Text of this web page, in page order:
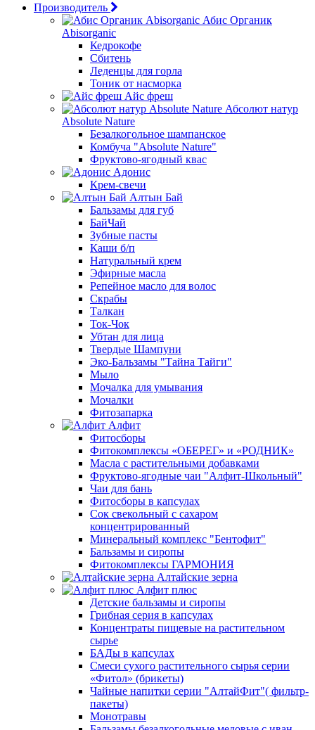
Производитель
Абис Органик
Abisorganic
Кедрокофе
Сбитень
Леденцы для горла
Тоник от насморка
Айс фреш
Абсолют натур
Absolute Nature
Безалкогольное шампанское
Комбуча "Absolute Nature"
Фруктово-ягодный квас
Адонис
Крем-свечи
Алтын Бай
Бальзамы для губ
БайЧай
Зубные пасты
Каши б/п
Натуральный крем
Эфирные масла
Репейное масло для волос
Скрабы
Талкан
Ток-Чок
Убтан для лица
Твердые Шампуни
Эко-Бальзамы "Тайна Тайги"
Мыло
Мочалка для умывания
Мочалки
Фитозапарка
Алфит
Фитосборы
Фитокомплексы «ОБЕРЕГ» и «РОДНИК»
Масла с растительными добавками
Фруктово-ягодные чаи "Алфит-Школьный"
Чаи для бань
Фитосборы в капсулах
Сок свекольный с сахаром
концентрированный
Минеральный комплекс "Бентофит"
Бальзамы и сиропы
Фитокомплексы ГАРМОНИЯ
Алтайские зерна
Алфит плюс
Детские бальзамы и сиропы
Грибная серия в капсулах
Концентраты пищевые на растительном
сырье
БАДы в капсулах
Смеси сухого растительного сырья серии
«Фитол» (брикеты)
Чайные напитки серии "АлтайФит"( фильтр-
пакеты)
Монотравы